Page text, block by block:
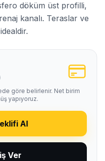
döküm üst profilli,
kanalı. Teraslar ve
göre belirlenir. Net birim
yapıyoruz.
Al
Ver